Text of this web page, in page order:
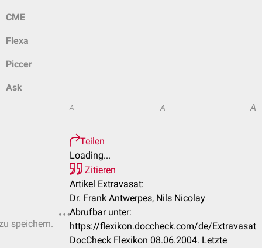
CME
Flexa
Piccer
Ask
speichern.
A A A
Teilen
Loading...
Zitieren
Artikel Extravasat:
Dr. Frank Antwerpes, Nils Nicolay
Abrufbar unter:
https://flexikon.doccheck.com/de/Extravasat
DocCheck Flexikon 08.06.2004. Letzte